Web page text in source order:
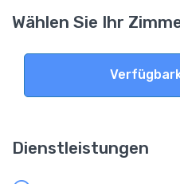
Wählen Sie Ihr
Dienstleistungen